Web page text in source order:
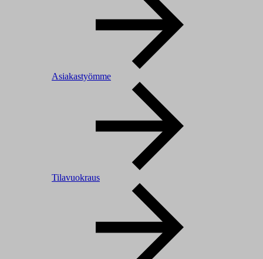
Asiakastyömme
Tilavuokraus